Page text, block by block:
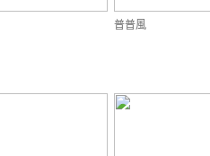
普普風